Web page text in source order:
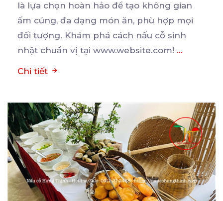
là lựa chọn hoàn hảo để tạo không gian
ấm cúng, đa dạng món ăn, phù hợp mọi
đối tượng. Khám phá cách nấu cỗ sinh
nhật chuẩn vị tại www.website.com! ...
Chi tiết